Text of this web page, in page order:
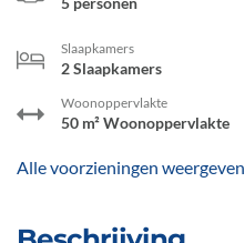
Slaapkamers
2 Slaapkamers
Woonoppervlakte
50 m² Woonoppervlakte
Alle voorzieningen weergeven